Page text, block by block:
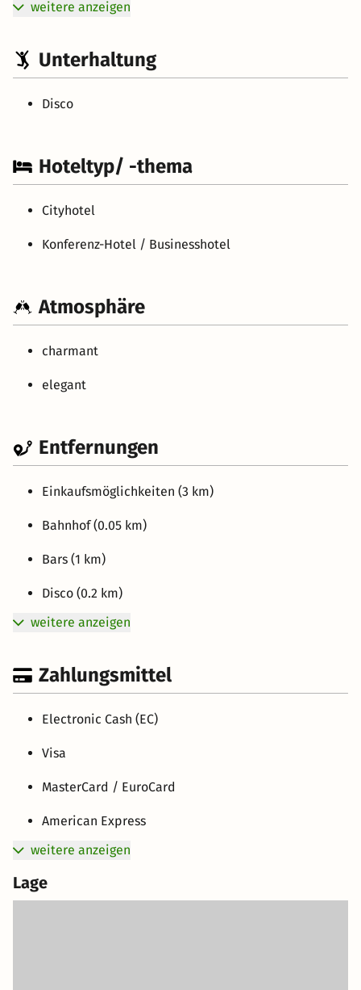
weitere anzeigen
Unterhaltung
Disco
Hoteltyp/ -thema
Cityhotel
Konferenz-Hotel / Businesshotel
Atmosphäre
charmant
elegant
Entfernungen
Einkaufsmöglichkeiten (3 km)
Bahnhof (0.05 km)
Bars (1 km)
Disco (0.2 km)
weitere anzeigen
Zahlungsmittel
Electronic Cash (EC)
Visa
MasterCard / EuroCard
American Express
weitere anzeigen
Lage